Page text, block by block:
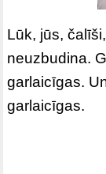
Lūk, jūs,
neuzbudina.
garlaicīgas.
garlaicīgas.